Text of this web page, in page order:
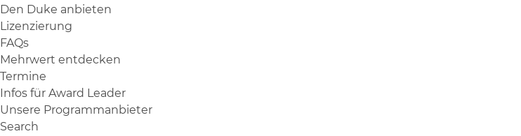
Den Duke anbieten
Lizenzierung
FAQs
Mehrwert entdecken
Termine
Infos für Award Leader
Unsere Programmanbieter
Search